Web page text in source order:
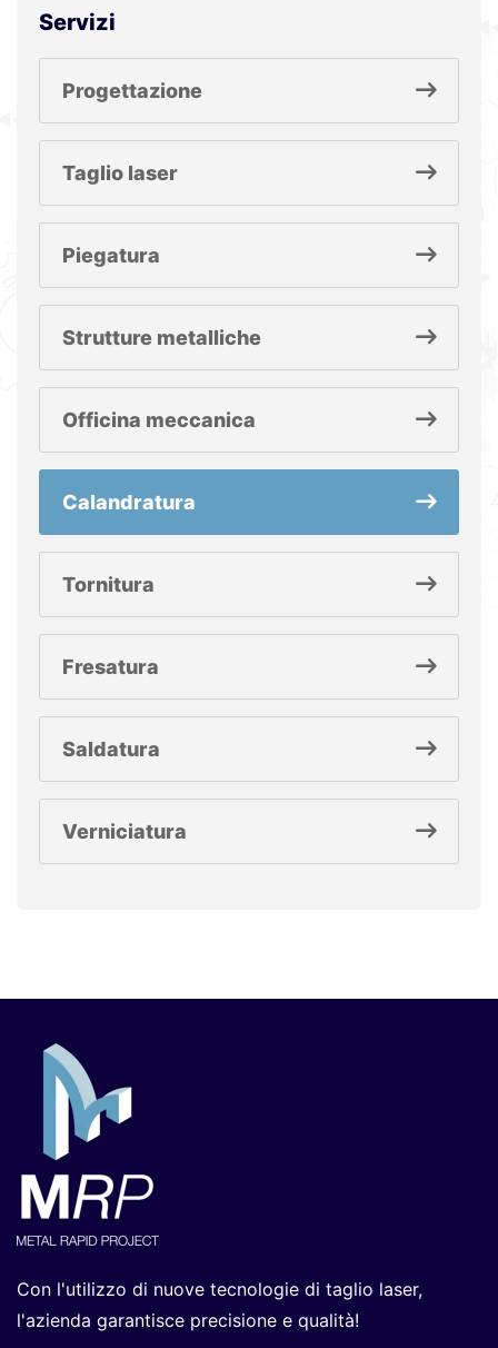
Servizi
Progettazione
Taglio laser
Piegatura
Strutture metalliche
Officina meccanica
Calandratura
Tornitura
Fresatura
Saldatura
Verniciatura
Con l'utilizzo di nuove tecnologie di taglio laser,
l'azienda garantisce precisione e qualità!